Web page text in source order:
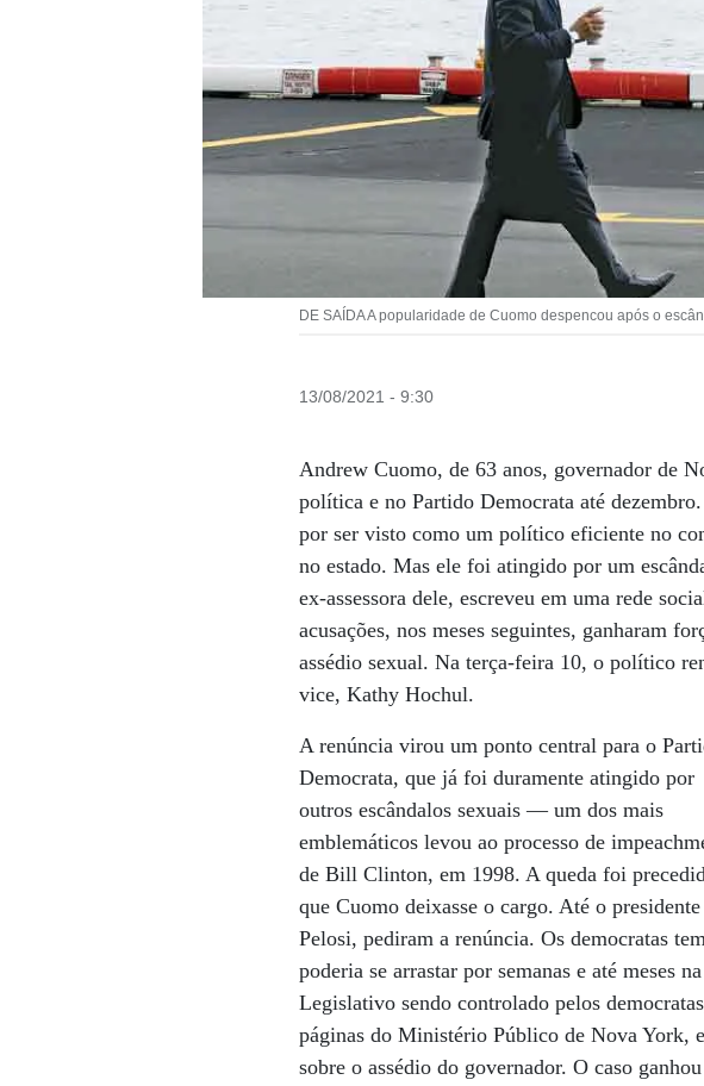
DE SAÍDA A popularidade de Cuomo despencou após o
13/08/2021 - 9:30
Andrew Cuomo, de 63 anos, governador de
política e no Partido Democrata até
por ser visto como um político eficiente no
no estado. Mas ele foi atingido por um
ex-assessora dele, escreveu em uma rede
acusações, nos meses seguintes, ganharam
assédio sexual. Na terça-feira 10, o político
vice, Kathy Hochul.
A renúncia virou um ponto central para o
Democrata, que já foi duramente atingido por
outros escândalos sexuais — um dos mais
emblemáticos levou ao processo de
de Bill Clinton, em 1998. A queda foi
que Cuomo deixasse o cargo. Até o
Pelosi, pediram a renúncia. Os democratas
poderia se arrastar por semanas e até meses
Legislativo sendo controlado pelos
páginas do Ministério Público de Nova York,
sobre o assédio do governador. O caso